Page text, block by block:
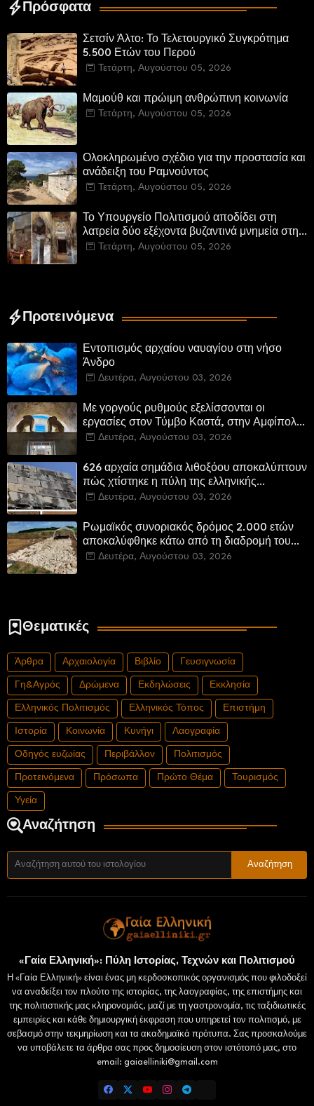
Πρόσφατα
Σετσίν Άλτο: Το Τελετουργικό Συγκρότημα
5.500 Ετών του Περού
Τετάρτη, Αυγούστου 05, 2026
Μαμούθ και πρώιμη ανθρώπινη κοινωνία
Τετάρτη, Αυγούστου 05, 2026
Ολοκληρωμένο σχέδιο για την προστασία και
ανάδειξη του Ραμνούντος
Τετάρτη, Αυγούστου 05, 2026
Το Υπουργείο Πολιτισμού αποδίδει στη
λατρεία δύο εξέχοντα βυζαντινά μνημεία στην
Καστοριά και έπεται το αποκαταστημένο
Τετάρτη, Αυγούστου 05, 2026
Προτεινόμενα
Εντοπισμός αρχαίου ναυαγίου στη νήσο
Άνδρο
Δευτέρα, Αυγούστου 03, 2026
Με γοργούς ρυθμούς εξελίσσονται οι
εργασίες στον Τύμβο Καστά, στην Αμφίπολη.
Αποδίδονται μνημεία της πόλης
Δευτέρα, Αυγούστου 03, 2026
626 αρχαία σημάδια λιθοξόου αποκαλύπτουν
πώς χτίστηκε η πύλη της ελληνικής
Πτολεμαΐδας στη Λιβύη
Δευτέρα, Αυγούστου 03, 2026
Ρωμαϊκός συνοριακός δρόμος 2.000 ετών
αποκαλύφθηκε κάτω από τη διαδρομή του
νέου αυτοκινητόδρομου Α8 της Γερμανίας
Δευτέρα, Αυγούστου 03, 2026
Θεματικές
Άρθρα Αρχαιολογία Βιβλίο Γευσιγνωσία
Γη&Αγρός Δρώμενα Εκδηλώσεις Εκκλησία
Ελληνικός Πολιτισμός Ελληνικός Τόπος Επιστήμη
Ιστορία Κοινωνία Κυνήγι Λαογραφία
Οδηγός ευζωίας Περιβάλλον Πολιτισμός
Προτεινόμενα Πρόσωπα Πρώτο Θέμα Τουρισμός
Υγεία
Αναζήτηση
«Γαία Ελληνική»: Πύλη Ιστορίας, Τεχνών και Πολιτισμού
Η «Γαία Ελληνική» είναι ένας μη κερδοσκοπικός οργανισμός που φιλοδοξεί
να αναδείξει τον πλούτο της ιστορίας, της λαογραφίας, της επιστήμης και
της πολιτιστικής μας κληρονομιάς, μαζί με τη γαστρονομία, τις ταξιδιωτικές
εμπειρίες και κάθε δημιουργική έκφραση που υπηρετεί τον πολιτισμό, με
σεβασμό στην τεκμηρίωση και τα ακαδημαϊκά πρότυπα. Σας προσκαλούμε
να υποβάλετε τα άρθρα σας προς δημοσίευση στον ιστότοπό μας, στο
email: gaiaelliniki@gmail.com